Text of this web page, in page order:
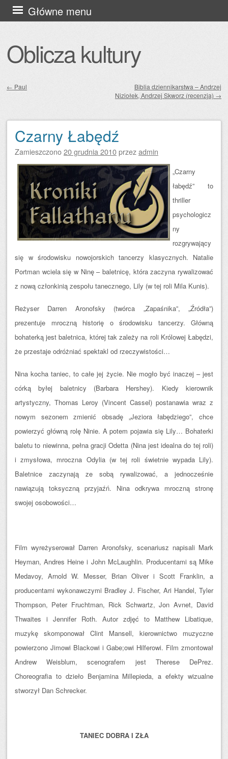
Oblicza kultury
Główne menu
Przejdź
do
← Paul
Biblia dziennikarstwa – Andrzej
Niziołek, Andrzej Skworz (recenzja) →
Czarny Łabędź
Zamieszczono20 grudnia 2010przezadmin
„Czarny
łabędź” to
thriller
psychologicz
ny
rozgrywający
się w środowisku nowojorskich tancerzy klasycznych. Natalie
Portman wciela się w Ninę – baletnicę, która zaczyna rywalizować
z nową członkinią zespołu tanecznego, Lily (w tej roli Mila Kunis).
Reżyser Darren Aronofsky (twórca „Zapaśnika”, „Źródła”)
prezentuje mroczną historię o środowisku tancerzy. Główną
bohaterką jest baletnica, której tak zależy na roli Królowej Łabędzi,
że przestaje odróżniać spektakl od rzeczywistości…
Nina kocha taniec, to całe jej życie. Nie mogło być inaczej – jest
córką byłej baletnicy (Barbara Hershey). Kiedy kierownik
artystyczny, Thomas Leroy (Vincent Cassel) postanawia wraz z
nowym sezonem zmienić obsadę „Jeziora łabędziego”, chce
powierzyć główną rolę Ninie. A potem pojawia się Lily… Bohaterki
baletu to niewinna, pełna gracji Odetta (Nina jest idealna do tej roli)
i zmysłowa, mroczna Odylia (w tej roli świetnie wypada Lily).
Baletnice zaczynają ze sobą rywalizować, a jednocześnie
nawiązują toksyczną przyjaźń. Nina odkrywa mroczną stronę
swojej osobowości…
Film wyreżyserował Darren Aronofsky, scenariusz napisali Mark
Heyman, Andres Heine i John McLaughlin. Producentami są Mike
Medavoy, Arnold W. Messer, Brian Oliver i Scott Franklin, a
producentami wykonawczymi Bradley J. Fischer, Ari Handel, Tyler
Thompson, Peter Fruchtman, Rick Schwartz, Jon Avnet, David
Thwaites i Jennifer Roth. Autor zdjęć to Matthew Libatique,
muzykę skomponował Clint Mansell, kierownictwo muzyczne
powierzono Jimowi Blackowi i Gabe;owi Hilferowi. Film zmontował
Andrew Weisblum, scenografem jest Therese DePrez.
Choreografia to dzieło Benjamina Millepieda, a efekty wizualne
stworzył Dan Schrecker.
TANIEC DOBRA I ZŁA